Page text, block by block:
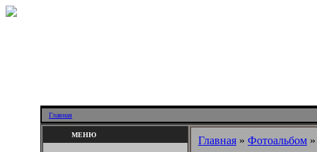
Главная
МЕНЮ Главная » Фотоальбом